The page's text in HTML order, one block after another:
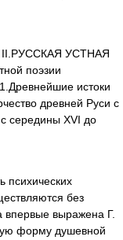
УСТНАЯ
поэзии
истоки
древней Руси с
середины XVI до
психических
без
впервые выражена Г.
форму душевной